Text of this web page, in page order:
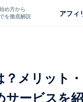
め方から
を徹底解説
アフィ
？メリット
サービスを